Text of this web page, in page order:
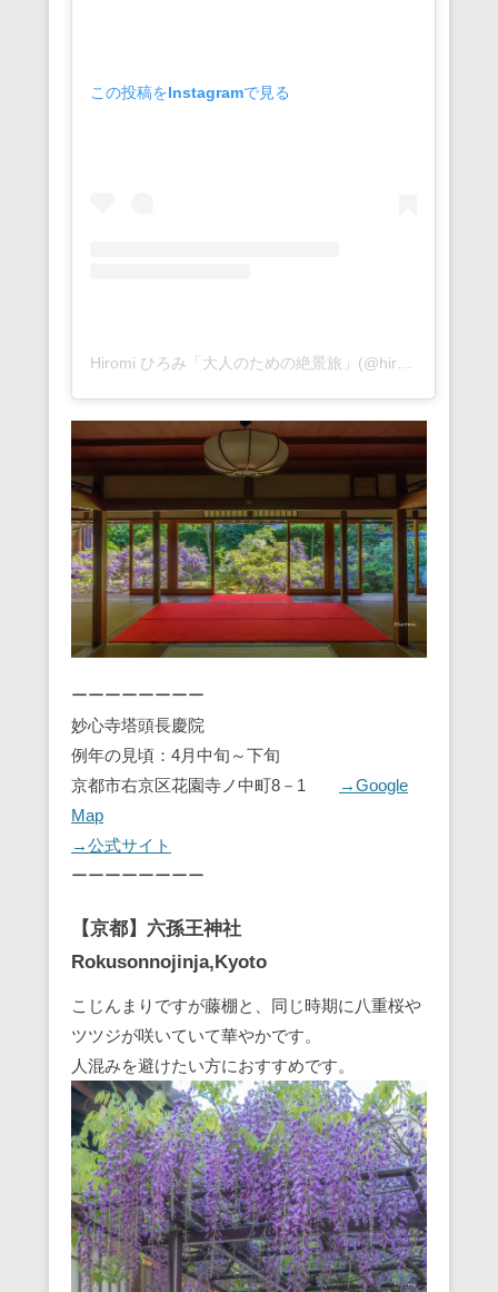
この投稿をInstagramで見る
Hiromi ひろみ「大人のための絶景旅」(@hiromitravel)がシェアした投稿
ーーーーーーーー
妙心寺塔頭長慶院
例年の見頃：4月中旬～下旬
京都市右京区花園寺ノ中町8－1
→Google
Map
→公式サイト
ーーーーーーーー
【京都】六孫王神社
Rokusonnojinja,Kyoto
こじんまりですが藤棚と、同じ時期に八重桜や
ツツジが咲いていて華やかです。
人混みを避けたい方におすすめです。